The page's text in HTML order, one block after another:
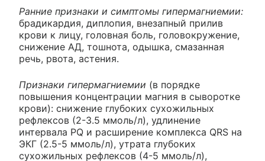
Ранние признаки и симптомы гипермагниемии:
брадикардия, диплопия, внезапный прилив
крови к лицу, головная боль, головокружение,
снижение АД, тошнота, одышка, смазанная
речь, рвота, астения.
Признаки гипермагниемии (в порядке
повышения концентрации магния в сыворотке
крови): снижение глубоких сухожильных
рефлексов (2-3.5 ммоль/л), удлинение
интервала PQ и расширение комплекса QRS на
ЭКГ (2.5-5 ммоль/л), утрата глубоких
сухожильных рефлексов (4-5 ммоль/л),